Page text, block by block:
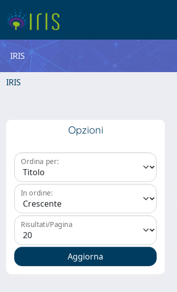
IRIS
IRIS
Opzioni
Ordina per:
In ordine:
Risultati/Pagina